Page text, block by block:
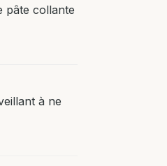
pâte collante
à ne